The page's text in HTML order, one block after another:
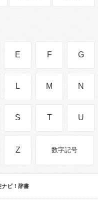
E F G
L M N
S T U
Z 数字記号
ナビ！辞書